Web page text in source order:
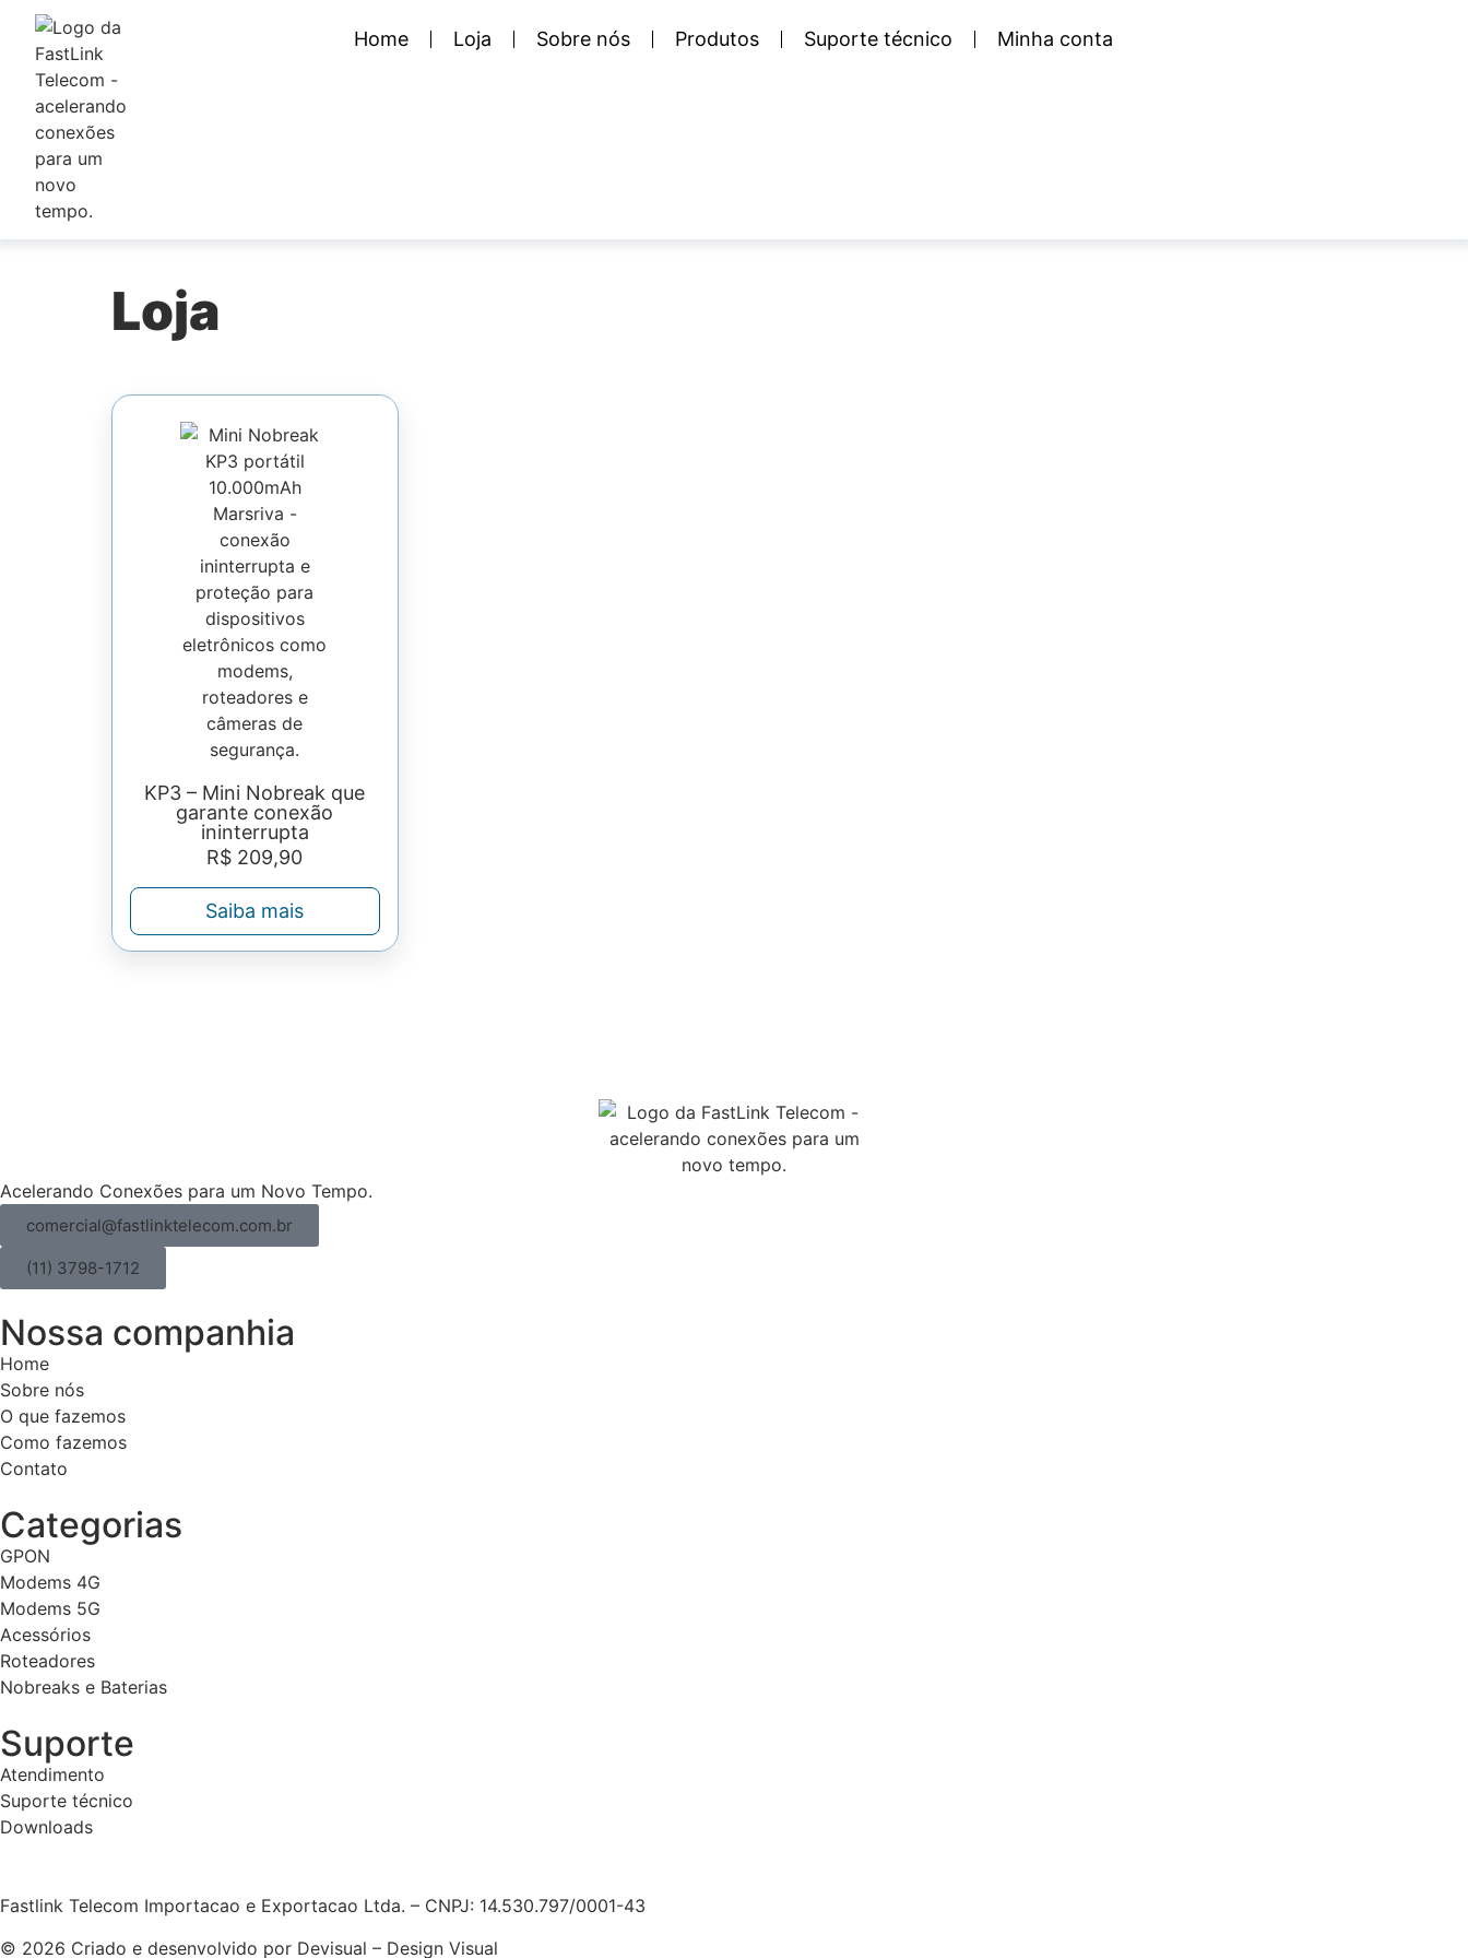
Home Loja Sobre nós Produtos Suporte técnico Minha conta
Loja
KP3 – Mini Nobreak que
garante conexão
ininterrupta
R$ 209,90
Saiba mais
Acelerando Conexões para um Novo Tempo.
comercial@fastlinktelecom.com.br
(11) 3798-1712
Nossa companhia
Home
Sobre nós
O que fazemos
Como fazemos
Contato
Categorias
GPON
Modems 4G
Modems 5G
Acessórios
Roteadores
Nobreaks e Baterias
Suporte
Atendimento
Suporte técnico
Downloads
Fastlink Telecom Importacao e Exportacao Ltda. – CNPJ: 14.530.797/0001-43
© 2026 Criado e desenvolvido por Devisual – Design Visual